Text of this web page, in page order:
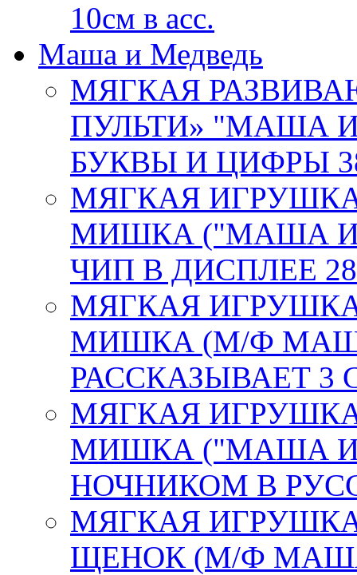
10см в асс.
Маша и Медведь
МЯГКАЯ
ПУЛЬТИ» "МАША
БУКВЫ И ЦИФРЫ
МЯГКАЯ
МИШКА ("МАША И
ЧИП В ДИСПЛЕЕ
МЯГКАЯ
МИШКА (М/Ф
РАССКАЗЫВАЕТ 3
МЯГКАЯ
МИШКА ("МАША И
НОЧНИКОМ В
МЯГКАЯ
ЩЕНОК (М/Ф